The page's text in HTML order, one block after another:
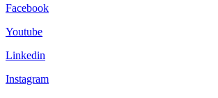
Facebook
Youtube
Linkedin
Instagram